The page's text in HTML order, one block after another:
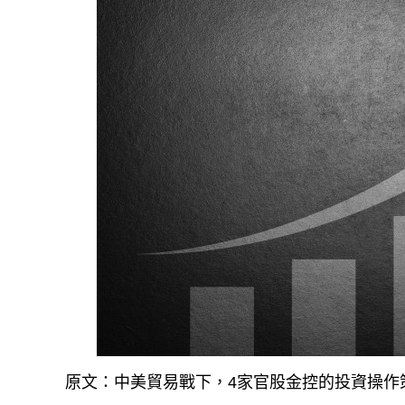
原文：中美貿易戰下，4家官股金控的投資操作